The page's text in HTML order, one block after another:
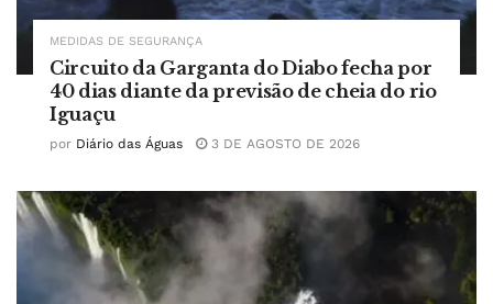
MEDIDAS DE SEGURANÇA
Circuito da Garganta do Diabo fecha por
40 dias diante da previsão de cheia do rio
Iguaçu
por Diário das Águas 3 DE AGOSTO DE 2026